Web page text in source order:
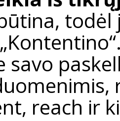
todėl
savo
reach ir